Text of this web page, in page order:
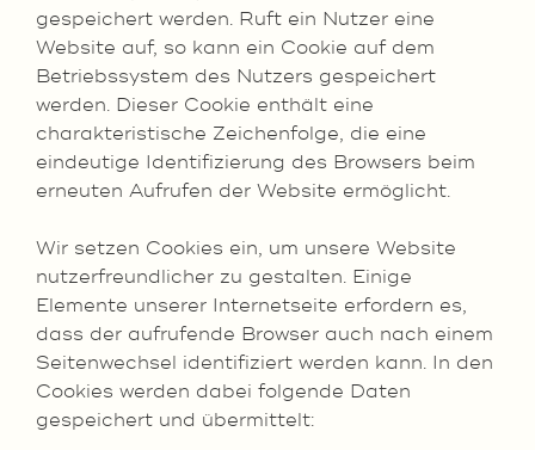
gespeichert werden. Ruft ein Nutzer eine
Website auf, so kann ein Cookie auf dem
Betriebssystem des Nutzers gespeichert
werden. Dieser Cookie enthält eine
charakteristische Zeichenfolge, die eine
eindeutige Identifizierung des Browsers beim
erneuten Aufrufen der Website ermöglicht.
Wir setzen Cookies ein, um unsere Website
nutzerfreundlicher zu gestalten. Einige
Elemente unserer Internetseite erfordern es,
dass der aufrufende Browser auch nach einem
Seitenwechsel identifiziert werden kann. In den
Cookies werden dabei folgende Daten
gespeichert und übermittelt: